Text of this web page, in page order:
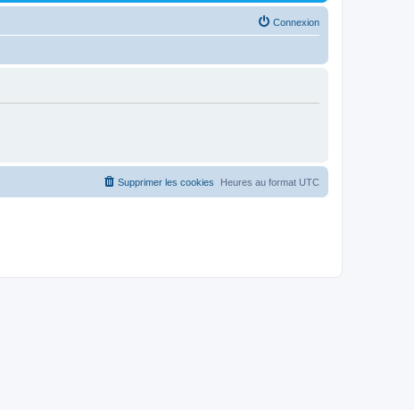
Connexion
Heures au format UTC
Supprimer les cookies